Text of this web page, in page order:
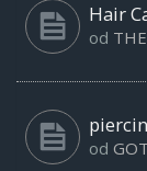
Hair
od
od